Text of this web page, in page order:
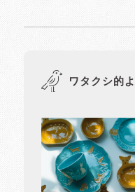
ワタクシ的